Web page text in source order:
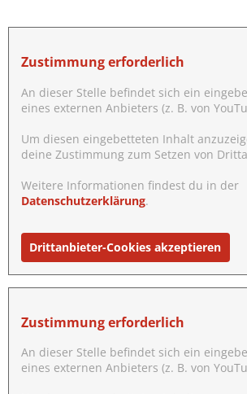
Zustimmung erforderlich
An dieser Stelle befindet sich ein
eines externen Anbieters (z. B. von
Um diesen eingebetteten Inhalt
deine Zustimmung zum Setzen von
Weitere Informationen findest du in der
Datenschutzerklärung.
Drittanbieter-Cookies akzeptieren
Zustimmung erforderlich
An dieser Stelle befindet sich ein
eines externen Anbieters (z. B. von